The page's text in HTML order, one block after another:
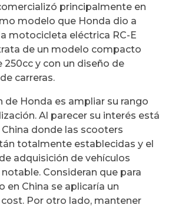
principalmente en
modelo que Honda dio a
motocicleta eléctrica RC-E
de un modelo compacto
250cc y con un diseño de
carreras.
de Honda es ampliar su rango
Al parecer su interés está
donde las scooters
totalmente establecidas y el
adquisición de vehículos
Consideran que para
en China se aplicaría un
Por otro lado, mantener